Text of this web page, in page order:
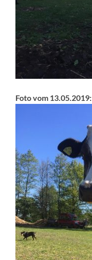
Foto vom 13.05.2019: